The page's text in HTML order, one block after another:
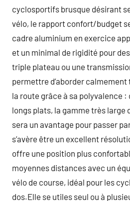
cyclosportifs brusque désirant
vélo, le rapport confort/budget
cadre aluminium en exercice
et un minimal de rigidité pour
triple plateau ou une
permettre d’aborder calmement
la route grâce à sa polyvalence
longs plats, la gamme très large
sera un avantage pour passer
s’avère être un excellent
offre une position plus
moyennes distances avec un
vélo de course, idéal pour les
dos.Elle se utiles seul ou à